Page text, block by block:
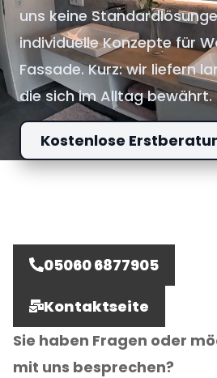
uns keine
individuelle Konzepte für
Fassade. Kurz: wir liefern
die sich im Alltag bewährt.
Kostenlose
05060 6877905
Kontaktseite
Sie haben Fragen oder
mit uns besprechen?